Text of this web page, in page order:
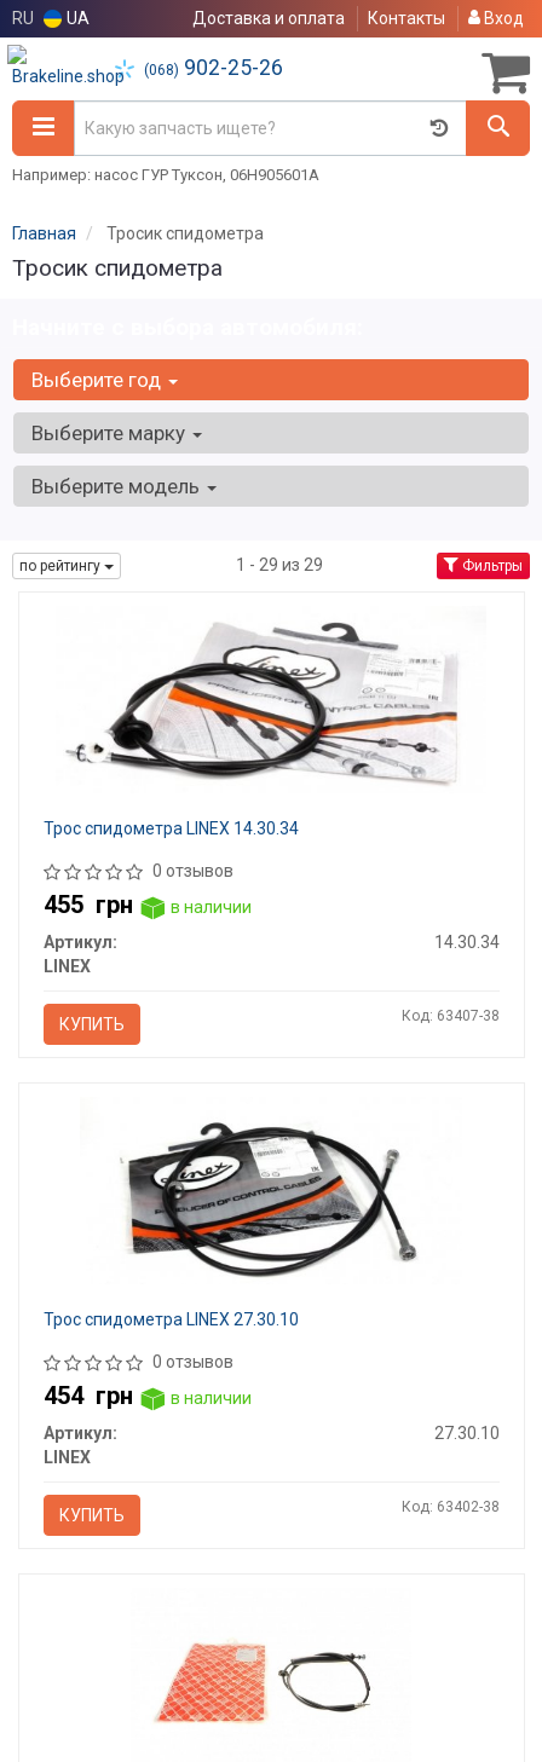
RU UA Доставка и оплата Контакты Вход
(068) 902-25-26
Например: насос ГУР Туксон, 06H905601A
Главная Тросик спидометра
Тросик спидометра
Выберите год
Выберите марку
Выберите модель
по рейтингу 1 - 29 из 29 Фильтры
Трос спидометра LINEX 14.30.34
0 отзывов
455 грн
в наличии
Артикул:
14.30.34
LINEX
КУПИТЬ Код: 63407-38
Трос спидометра LINEX 27.30.10
0 отзывов
454 грн
в наличии
Артикул:
27.30.10
LINEX
КУПИТЬ Код: 63402-38